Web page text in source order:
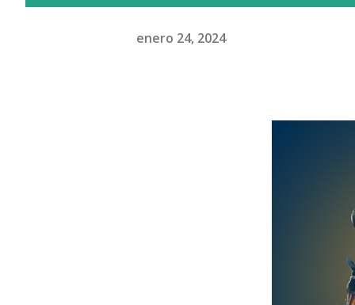
enero 24, 2024